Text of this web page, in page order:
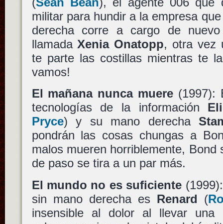
militar para hundir a la empresa
derecha corre a cargo de
llamada Xenia Onatopp, otra vez
te parte las costillas mientras te
vamos!
El mañana nunca muere (1997):
tecnologías de la información
Pryce) y su mano derecha
pondrán las cosas chungas a
malos mueren horriblemente, Bond
de paso se tira a un par más.
El mundo no es suficiente
sin mano derecha es Renard (
insensible al dolor al llevar una